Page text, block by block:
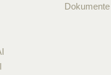
Dokumente